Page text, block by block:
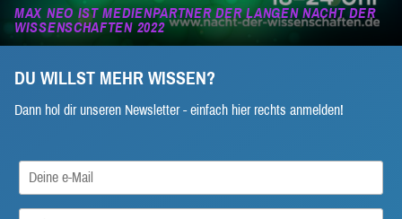
MAX NEO IST MEDIENPARTNER DER LANGEN NACHT DER
WISSENSCHAFTEN 2022
DU WILLST MEHR WISSEN?
Dann hol dir unseren Newsletter - einfach hier rechts anmelden!